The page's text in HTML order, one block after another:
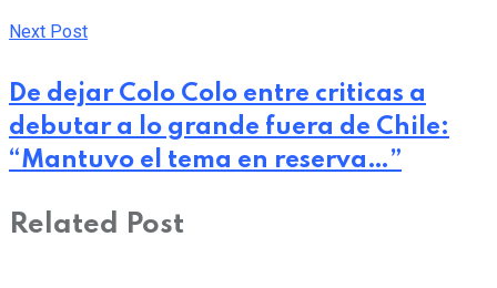
Next Post
De dejar Colo Colo entre criticas a
debutar a lo grande fuera de Chile:
“Mantuvo el tema en reserva…”
Related Post